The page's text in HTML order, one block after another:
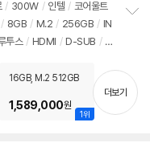
/ 300W / 인텔 / 코어울트
/ 8GB / M.2 / 256GB / IN
투스 / HDMI / D-SUB / U
기
1위
16GB, M.2 512GB
1,589,000원
더보기
세부정보 열기/접기